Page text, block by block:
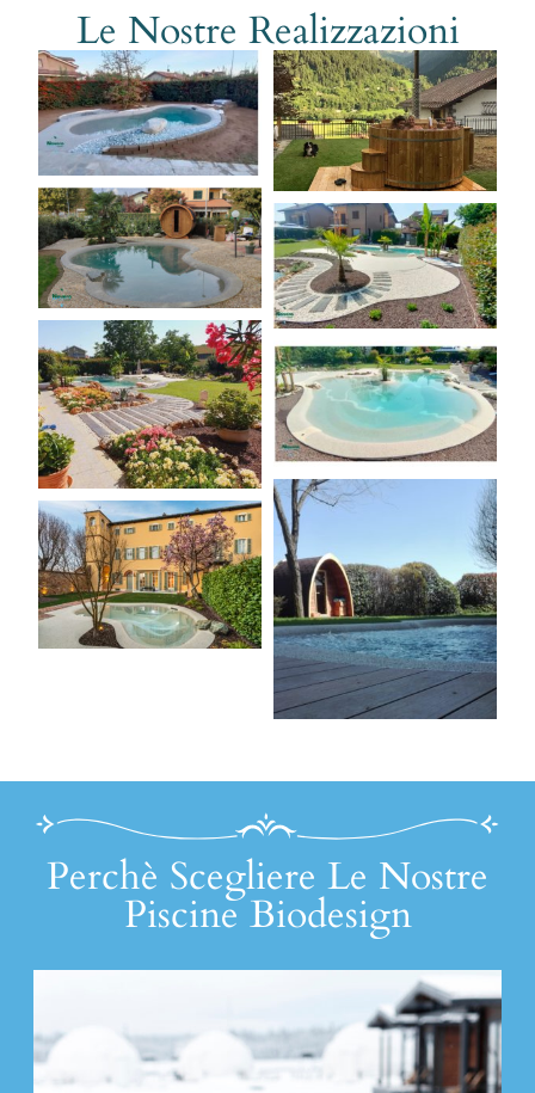
Le Nostre Realizzazioni
Perchè Scegliere Le Nostre
Piscine Biodesign